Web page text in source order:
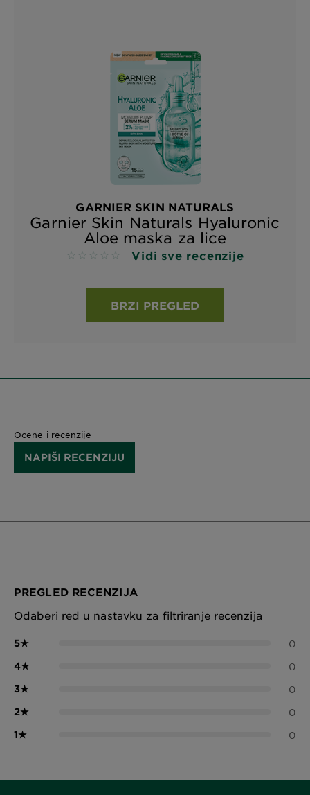
GARNIER SKIN NATURALS
Garnier Skin Naturals Hyaluronic
Aloe maska za lice
No reviews Vidi sve recenzije
BRZI PREGLED
Ocene i recenzije
NAPIŠI RECENZIJU
PREGLED RECENZIJA
Odaberi red u nastavku za filtriranje recenzija
5★ 0
4★ 0
3★ 0
2★ 0
1★ 0